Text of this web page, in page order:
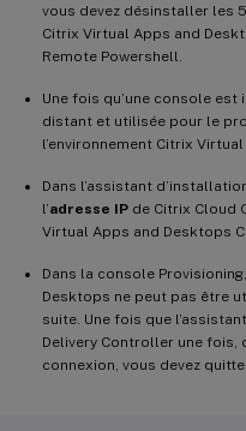
vous devez désinstaller les
Citrix Virtual Apps and
Remote Powershell.
Une fois qu’une console est
distant et utilisée pour le
l’environnement Citrix
Dans l’assistant
l’adresse IP de Citrix Cloud
Virtual Apps and Desktops
Dans la console
Desktops ne peut pas être
suite. Une fois que
Delivery Controller une fois,
connexion, vous devez